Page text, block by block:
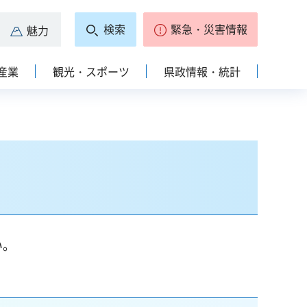
魅力 検索 緊急・災害情報
業 観光・スポーツ 県政情報・統計